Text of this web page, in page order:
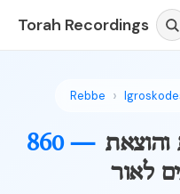
Torah Recordings
Rebbe
860 — והוצאת
לאור